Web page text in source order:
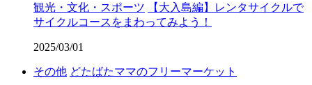
観光・文化・スポーツ
【大入島編】レンタサイクルで
サイクルコースをまわってみよう！
2025/03/01
その他 どたばたママのフリーマーケット